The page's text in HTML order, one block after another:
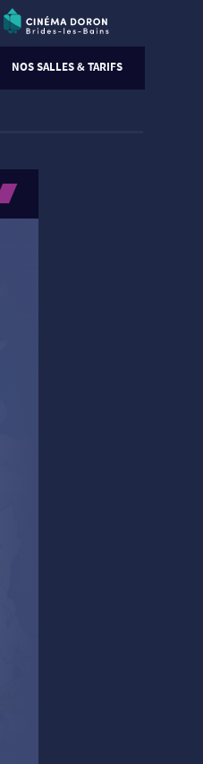
NOS SALLES & TARIFS